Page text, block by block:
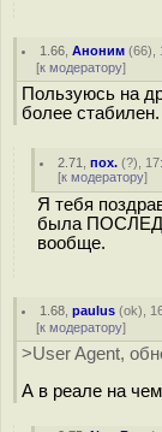
1.66 ,Аноним (66),
[к модератору]
Пользуюсь на
более стабилен.
2.71 ,пох. (?),
[к модератору]
Я тебя
была
вообще.
1.68 ,paulus (ok),
[к модератору]
>User Agent,
А в реале на